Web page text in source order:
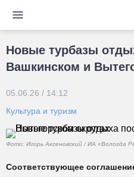
Новые турбазы
Вашкинском и
05.06.26 / 14:12
Культура и туризм
Фото: Игорь Аксеновский / ИА «Вологда
Соответствующее